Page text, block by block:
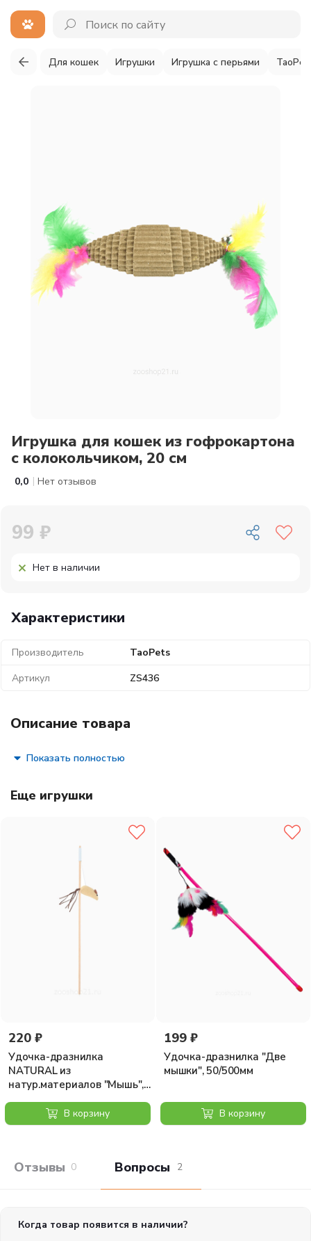
Для кошек Игрушки Игрушка с перьями
Игрушка для кошек из гофрокартона
с колокольчиком, 20 см
0,0 | Нет отзывов
Характеристики
Производитель
TaoPets
Артикул
ZS436
99 ₽
Нет в наличии
Описание товара
Показать полностью
Еще игрушки
220 ₽
Удочка-дразнилка
NATURAL из
натур.материалов "Мышь",
140/400мм
В корзину
199 ₽
Удочка-дразнилка "Две
мышки", 50/500мм
В корзину
Отзывы покупателей
0 Вопросы и
2
Когда товар появится в наличии?